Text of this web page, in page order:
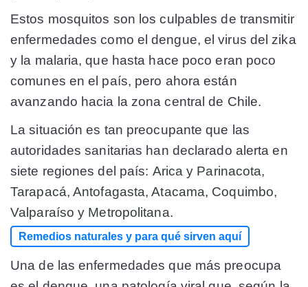
Estos mosquitos son los culpables de transmitir
enfermedades como el dengue, el virus del zika
y la malaria, que hasta hace poco eran poco
comunes en el país, pero ahora están
avanzando hacia la zona central de Chile.
La situación es tan preocupante que las
autoridades sanitarias han declarado alerta en
siete regiones del país: Arica y Parinacota,
Tarapacá, Antofagasta, Atacama, Coquimbo,
Valparaíso y Metropolitana.
Remedios naturales y para qué sirven aquí
Una de las enfermedades que más preocupa